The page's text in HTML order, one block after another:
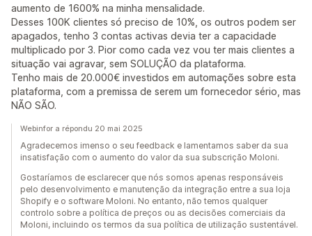
aumento de 1600% na minha mensalidade.
Desses 100K clientes só preciso de 10%, os outros podem ser
apagados, tenho 3 contas activas devia ter a capacidade
multiplicado por 3. Pior como cada vez vou ter mais clientes a
situação vai agravar, sem SOLUÇÃO da plataforma.
Tenho mais de 20.000€ investidos em automações sobre esta
plataforma, com a premissa de serem um fornecedor sério, mas
NÃO SÃO.
Webinfor a répondu 20 mai 2025
Agradecemos imenso o seu feedback e lamentamos saber da sua
insatisfação com o aumento do valor da sua subscrição Moloni.
Gostaríamos de esclarecer que nós somos apenas responsáveis
pelo desenvolvimento e manutenção da integração entre a sua loja
Shopify e o software Moloni. No entanto, não temos qualquer
controlo sobre a política de preços ou as decisões comerciais da
Moloni, incluindo os termos da sua política de utilização sustentável.